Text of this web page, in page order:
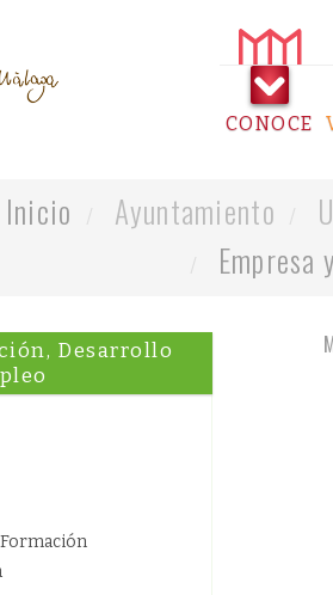
CONOCE
Inicio Ayuntamiento
Desarrollo